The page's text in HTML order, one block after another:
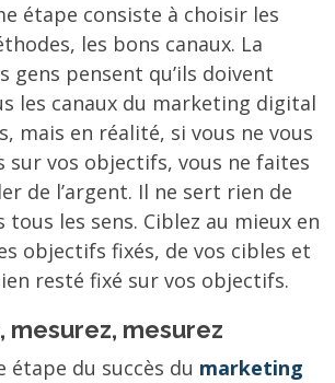
étape consiste à choisir les
les bons canaux. La
gens pensent qu’ils doivent
les canaux du marketing digital
mais en réalité, si vous ne vous
sur vos objectifs, vous ne faites
de l’argent. Il ne sert rien de
les sens. Ciblez au mieux en
objectifs fixés, de vos cibles et
resté fixé sur vos objectifs.
mesurez, mesurez
étape du succès du marketing